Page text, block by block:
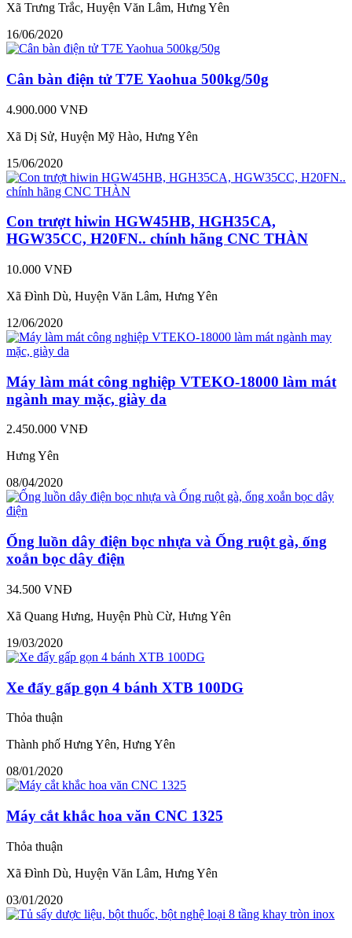
Xã Trưng Trắc, Huyện Văn Lâm, Hưng Yên
16/06/2020
Cân bàn điện tử T7E Yaohua 500kg/50g
4.900.000 VNĐ
Xã Dị Sử, Huyện Mỹ Hào, Hưng Yên
15/06/2020
Con trượt hiwin HGW45HB, HGH35CA,
HGW35CC, H20FN.. chính hãng CNC THÀN
10.000 VNĐ
Xã Đình Dù, Huyện Văn Lâm, Hưng Yên
12/06/2020
Máy làm mát công nghiệp VTEKO-18000 làm mát
ngành may mặc, giày da
2.450.000 VNĐ
Hưng Yên
08/04/2020
Ống luồn dây điện bọc nhựa và Ống ruột gà, ống
xoắn bọc dây điện
34.500 VNĐ
Xã Quang Hưng, Huyện Phù Cừ, Hưng Yên
19/03/2020
Xe đẩy gấp gọn 4 bánh XTB 100DG
Thỏa thuận
Thành phố Hưng Yên, Hưng Yên
08/01/2020
Máy cắt khắc hoa văn CNC 1325
Thỏa thuận
Xã Đình Dù, Huyện Văn Lâm, Hưng Yên
03/01/2020